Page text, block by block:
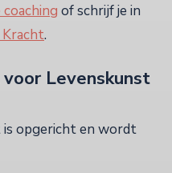
of schrijf je in
.
Levenskunst
is opgericht en wordt